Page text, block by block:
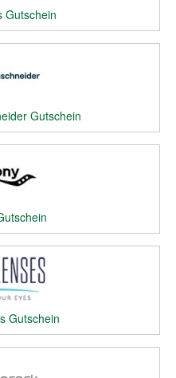
Gutschein
Gutschein
Gutschein